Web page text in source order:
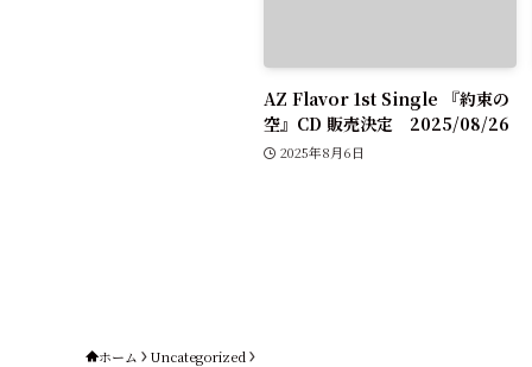
AZ Flavor 1st Single 『約束の
空』CD 販売決定 2025/08/26
2025年8月6日
ホーム Uncategorized